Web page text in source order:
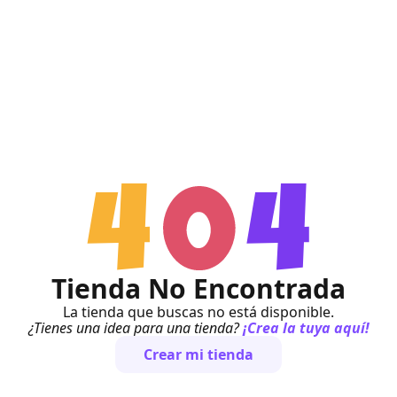
Tienda No Encontrada
La tienda que buscas no está disponible.
¿Tienes una idea para una tienda? ¡Crea la tuya aquí!
Crear mi tienda